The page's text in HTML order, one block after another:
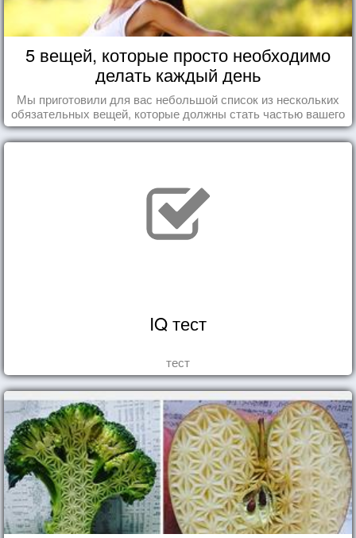
5 вещей, которые просто необходимо
делать каждый день
Мы приготовили для вас небольшой список из нескольких
обязательных вещей, которые должны стать частью вашего
дня.
IQ тест
тест